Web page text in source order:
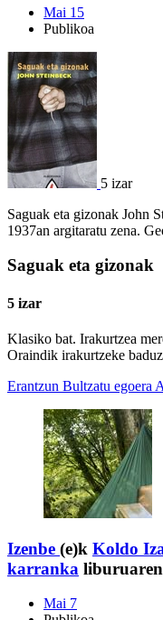
Mai 15
Publikoa
5 izar
Saguak eta gizonak John
1937an argitaratu zena.
Saguak eta gizonak
5 izar
Klasiko bat. Irakurtzea
Oraindik irakurtzeke
Erantzun Bultzatu egoera
Izenbe (e)k Koldo
karranka
Mai 7